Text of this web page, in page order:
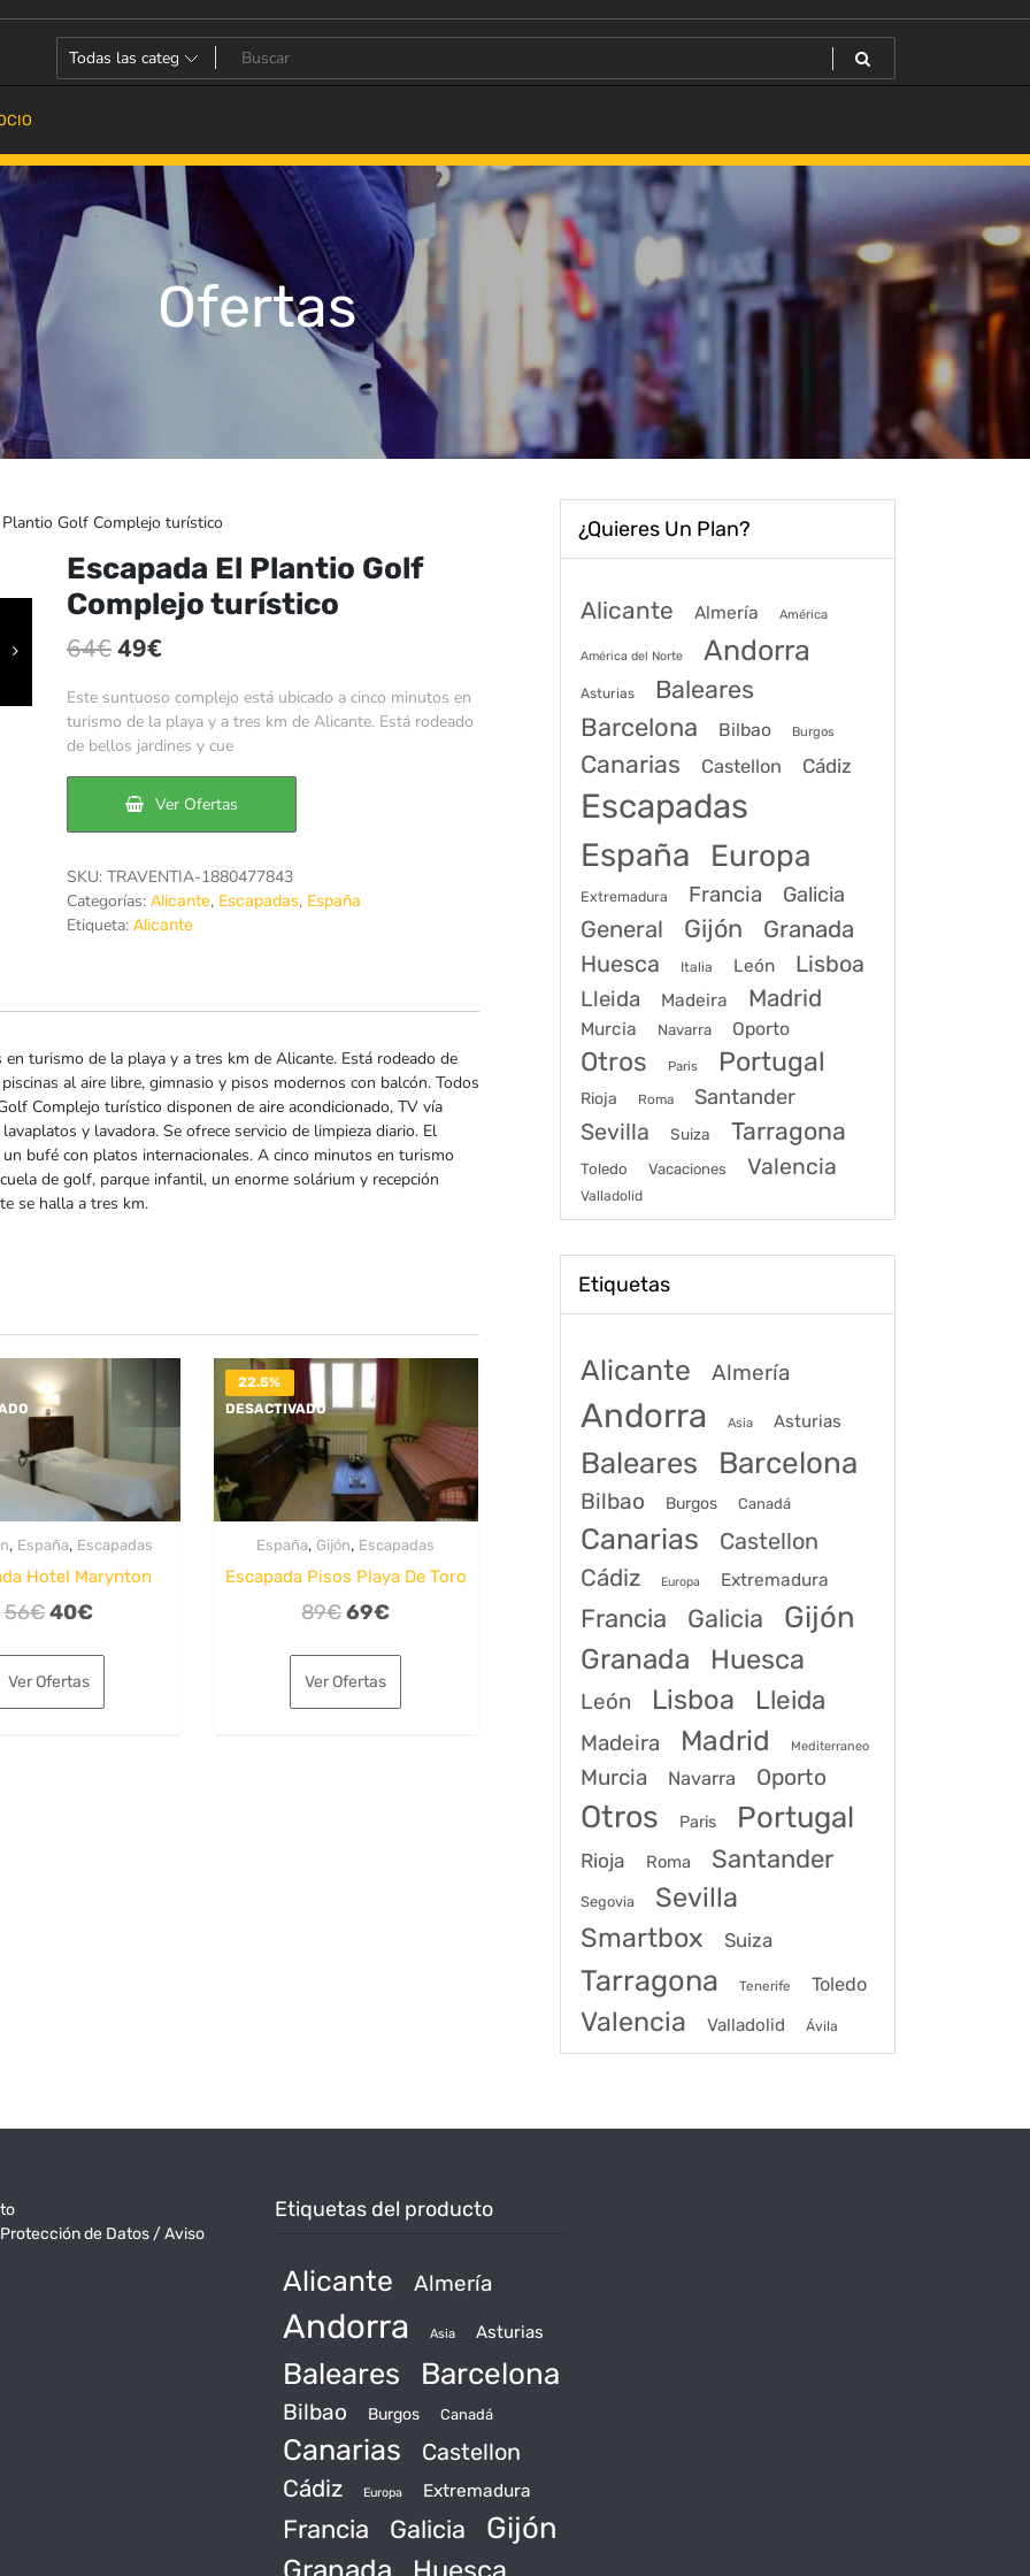
Ofertas
Plantio Golf Complejo turístico
Escapada El Plantio Golf
Complejo turístico
64€El
original
era:
64€.
49€El
precio
actual
es:
49€.
Este suntuoso complejo está ubicado a cinco minutos en
turismo de la playa y a tres km de Alicante. Está rodeado
de bellos jardines y cue
Ver Ofertas
SKU: TRAVENTIA-1880477843
Categorías: Alicante, Escapadas, España
Etiqueta: Alicante
turismo de la playa y a tres km de Alicante. Está rodeado de
al aire libre, gimnasio y pisos modernos con balcón. Todos
Complejo turístico disponen de aire acondicionado, TV vía
y lavadora. Se ofrece servicio de limpieza diario. El
bufé con platos internacionales. A cinco minutos en turismo
de golf, parque infantil, un enorme solárium y recepción
se halla a tres km.
, España, Escapadas
Hotel Marynton
56€El
original
era:
40€El
es:
Ver Ofertas
22.5%
DESACTIVADO
España, Gijón, Escapadas
Escapada Pisos Playa De Toro
89€El
original
era:
69€El
es:
Ver Ofertas
¿Quieres Un Plan?
Alicante Almería América
América del Norte Andorra
Asturias Baleares
Barcelona Bilbao Burgos
Canarias Castellon Cádiz
Escapadas
España Europa
Extremadura Francia Galicia
General Gijón
Granada
Huesca
Italia León Lisboa
Lleida Madeira Madrid
Murcia Navarra Oporto
Otros Paris Portugal
Rioja Roma Santander
Sevilla Suiza Tarragona
Toledo Vacaciones Valencia
Valladolid
Etiquetas
Alicante Almería
Andorra Asia Asturias
Baleares Barcelona
Bilbao Burgos Canadá
Canarias
Castellon
Cádiz
Europa Extremadura
Francia Galicia Gijón
Granada Huesca
León Lisboa Lleida
Madeira Madrid Mediterraneo
Murcia Navarra Oporto
Otros Paris Portugal
Rioja Roma Santander
Segovia
Sevilla
Smartbox
Suiza
Tarragona Tenerife Toledo
Valencia Valladolid Ávila
de Datos / Aviso
Etiquetas del producto
Alicante Almería
Andorra Asia Asturias
Baleares Barcelona
Bilbao Burgos Canadá
Canarias
Castellon
Cádiz
Europa Extremadura
Francia Galicia Gijón